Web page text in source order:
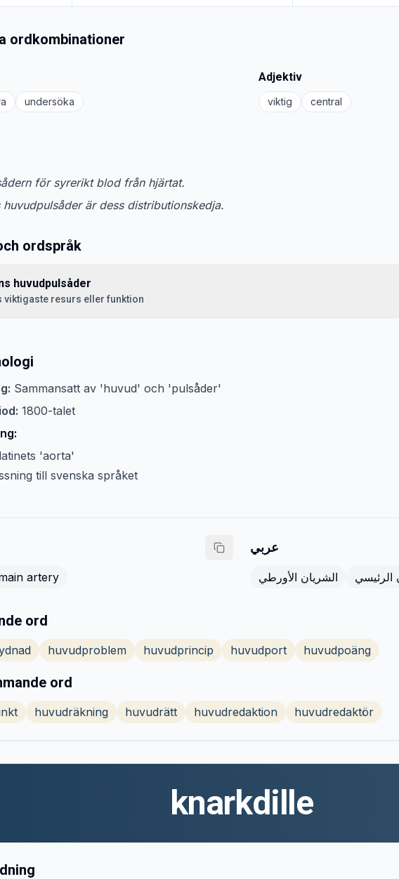
ordkombinationer
undersöka
Adjektiv
viktig central
för syrerikt blod från hjärtat.
huvudpulsåder är dess distributionskedja.
ordspråk
huvudpulsåder
viktigaste resurs eller funktion
Sammansatt av 'huvud' och 'pulsåder'
1800-talet
'aorta'
till svenska språket
artery
عربي
الشريان الأورطي الرئيسي
ord
huvudproblem huvudprincip huvudport huvudpoäng
ord
huvudräkning huvudrätt huvudredaktion huvudredaktör
knarkdille